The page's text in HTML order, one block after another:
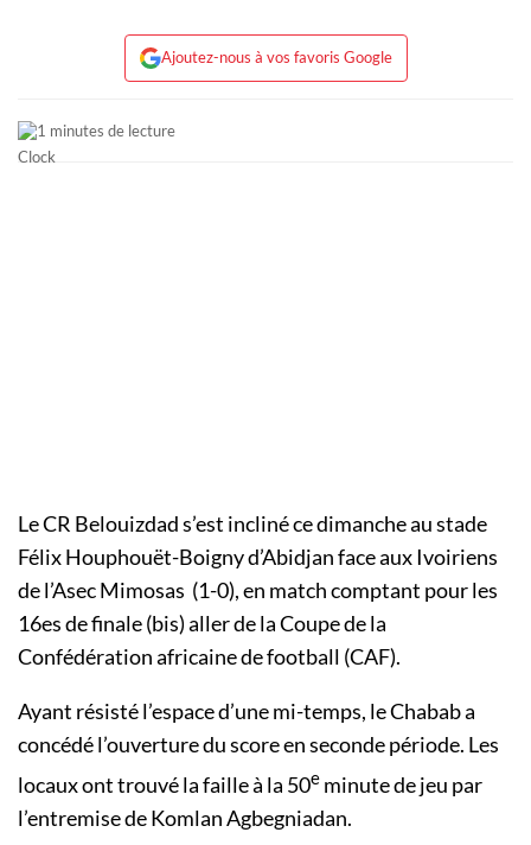
Ajoutez-nous à vos favoris Google
1 minutes de lecture
Le CR Belouizdad s’est incliné ce dimanche au stade
Félix Houphouët-Boigny d’Abidjan face aux Ivoiriens
de l’Asec Mimosas (1-0), en match comptant pour les
16es de finale (bis) aller de la Coupe de la
Confédération africaine de football (CAF).
Ayant résisté l’espace d’une mi-temps, le Chabab a
concédé l’ouverture du score en seconde période. Les
locaux ont trouvé la faille à la 50e minute de jeu par
l’entremise de Komlan Agbegniadan.